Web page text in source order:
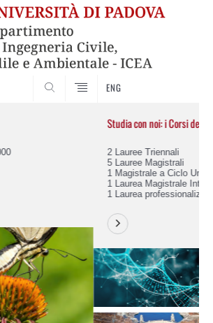
ENG
del Dipartimento ICEA
Unico